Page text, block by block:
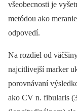
všeobecnosti je
metódou ako
odpovedí.
Na rozdiel od
najcitlivejší marker
porovnávaní
ako CV n. fibularis